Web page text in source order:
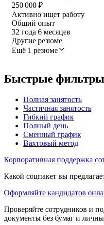
250 000 ₽
Активно ищет работу
Общий опыт
32 года 6 месяцев
Другие резюме
Ещё 1 резюме
Быстрые фильтры
Полная занятость
Частичная занятость
Гибкий график
Полный день
Сменный график
Вахтовый метод
Корпоративная поддержка
Какой соцпакет вы
Оформляйте кандидатов
Проверяйте сотрудников и
документы без бумаг и